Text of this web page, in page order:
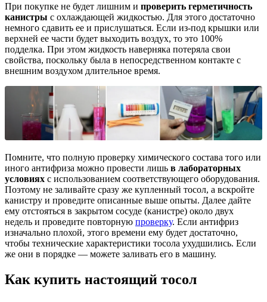
При покупке не будет лишним и проверить герметичность
канистры с охлаждающей жидкостью. Для этого достаточно
немного сдавить ее и прислушаться. Если из-под крышки или
верхней ее части будет выходить воздух, то это 100%
подделка. При этом жидкость наверняка потеряла свои
свойства, поскольку была в непосредственном контакте с
внешним воздухом длительное время.
Помните, что полную проверку химического состава того или
иного антифриза можно провести лишь в лабораторных
условиях с использованием соответствующего оборудования.
Поэтому не заливайте сразу же купленный тосол, а вскройте
канистру и проведите описанные выше опыты. Далее дайте
ему отстояться в закрытом сосуде (канистре) около двух
недель и проведите повторную проверку. Если антифриз
изначально плохой, этого времени ему будет достаточно,
чтобы технические характеристики тосола ухудшились. Если
же они в порядке — можете заливать его в машину.
Как купить настоящий тосол